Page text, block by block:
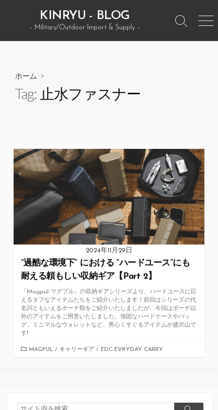
ン
KINRYU - BLOG
– Military/Outdoor Import & Supply –
検
メ
ホーム >
Tag: 止水ファスナー
2024年11月29日
”過酷な環境下” における ”ハードユース”にも
耐える頼もしい収納ギア【Part 2】
「Magpul-マグプル」の収納ギアシリーズより、ハードユースに応
えるタフなアイテムたちをご紹介いたします！前回はシリーズの代
名詞ともいえるポーチ類をご紹介いたしましたが、今回はポーチ以
外のアイテムをご用意いたしました。強固なハードケースやバッ
グ、ミニマルなウォレットなど、男心くすぐるアイテムが盛沢山で
す!
カ
MAGPUL / キャリーギア / EDC-EVRYDAY CARRY
検